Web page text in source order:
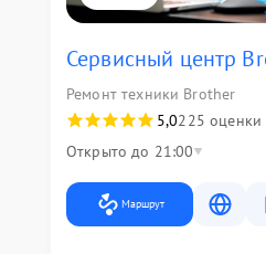
Сервисный центр
Ремонт техники Brother
5,0225 оценки
Открыто до 21:00
Маршрут